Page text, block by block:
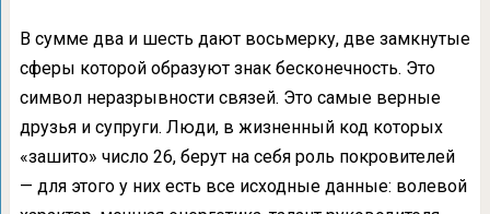
В сумме два и шесть дают восьмерку, две замкнутые
сферы которой образуют знак бесконечность. Это
символ неразрывности связей. Это самые верные
друзья и супруги. Люди, в жизненный код которых
«зашито» число 26, берут на себя роль покровителей
— для этого у них есть все исходные данные: волевой